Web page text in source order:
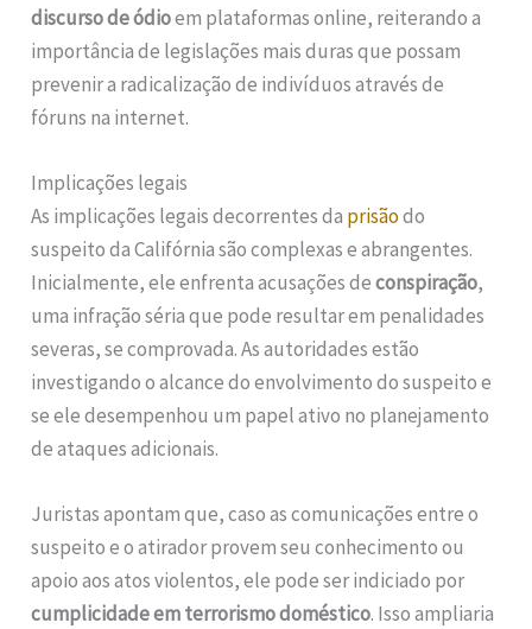
discurso de ódioem plataformas online, reiterando a
importância de legislações mais duras que possam
prevenir a radicalização de indivíduos através de
fóruns na internet.
Implicações legais
As implicações legais decorrentes da prisãodo
suspeito da Califórnia são complexas e abrangentes.
Inicialmente, ele enfrenta acusações deconspiração,
uma infração séria que pode resultar em penalidades
severas, se comprovada. As autoridades estão
investigando o alcance do envolvimento do suspeito e
se ele desempenhou um papel ativo no planejamento
de ataques adicionais.
Juristas apontam que, caso as comunicações entre o
suspeito e o atirador provem seu conhecimento ou
apoio aos atos violentos, ele pode ser indiciado por
cumplicidade em terrorismo doméstico. Isso ampliaria